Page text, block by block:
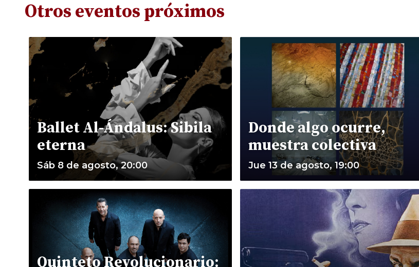
Otros eventos próximos
Ballet Al-Ándalus: Sibila
eterna
Sáb 8 de agosto, 20:00
Donde algo ocurre,
muestra colectiva
Jue 13 de agosto, 19:00
Quinteto Revolucionario: